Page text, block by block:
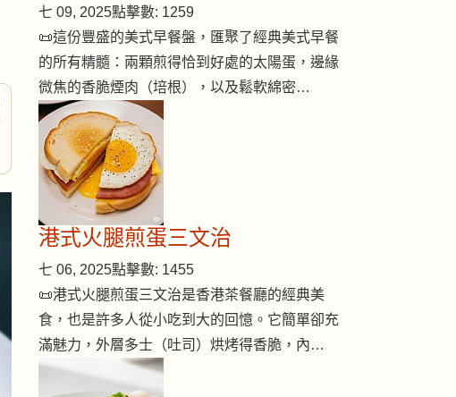
七 09, 2025點擊數: 1259
📜這份豐盛的美式早餐盤，匯聚了經典美式早餐
的所有精髓：兩顆煎得恰到好處的太陽蛋，邊緣
微焦的香脆煙肉（培根），以及鬆軟綿密…
港式火腿煎蛋三文治
七 06, 2025點擊數: 1455
📜港式火腿煎蛋三文治是香港茶餐廳的經典美
食，也是許多人從小吃到大的回憶。它簡單卻充
滿魅力，外層多士（吐司）烘烤得香脆，內…